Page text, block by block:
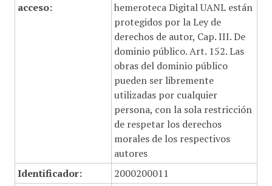
acceso:
hemeroteca Digital UANL están
protegidos por la Ley de
derechos de autor, Cap. III. De
dominio público. Art. 152. Las
obras del dominio público
pueden ser libremente
utilizadas por cualquier
persona, con la sola restricción
de respetar los derechos
morales de los respectivos
autores
Identificador:
2000200011